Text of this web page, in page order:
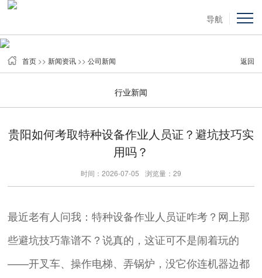
导航
首页 >>新闻资讯 >>公司新闻 返回
行业新闻
贵阳如何考取特种设备作业人员证？避坑技巧实
用吗？
时间：2026-07-05 浏览量：29
最近老有人问我：特种设备作业人员证咋考？网上那
些避坑技巧靠谱不？说真的，这证可不是闹着玩的
——开叉车、操作电梯、弄锅炉，没它你连机器边都